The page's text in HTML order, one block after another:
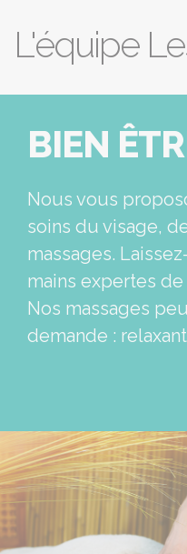
L'équipe
BIEN
Nous vous
soins du visage,
massages.
mains expertes
Nos massages
demande :